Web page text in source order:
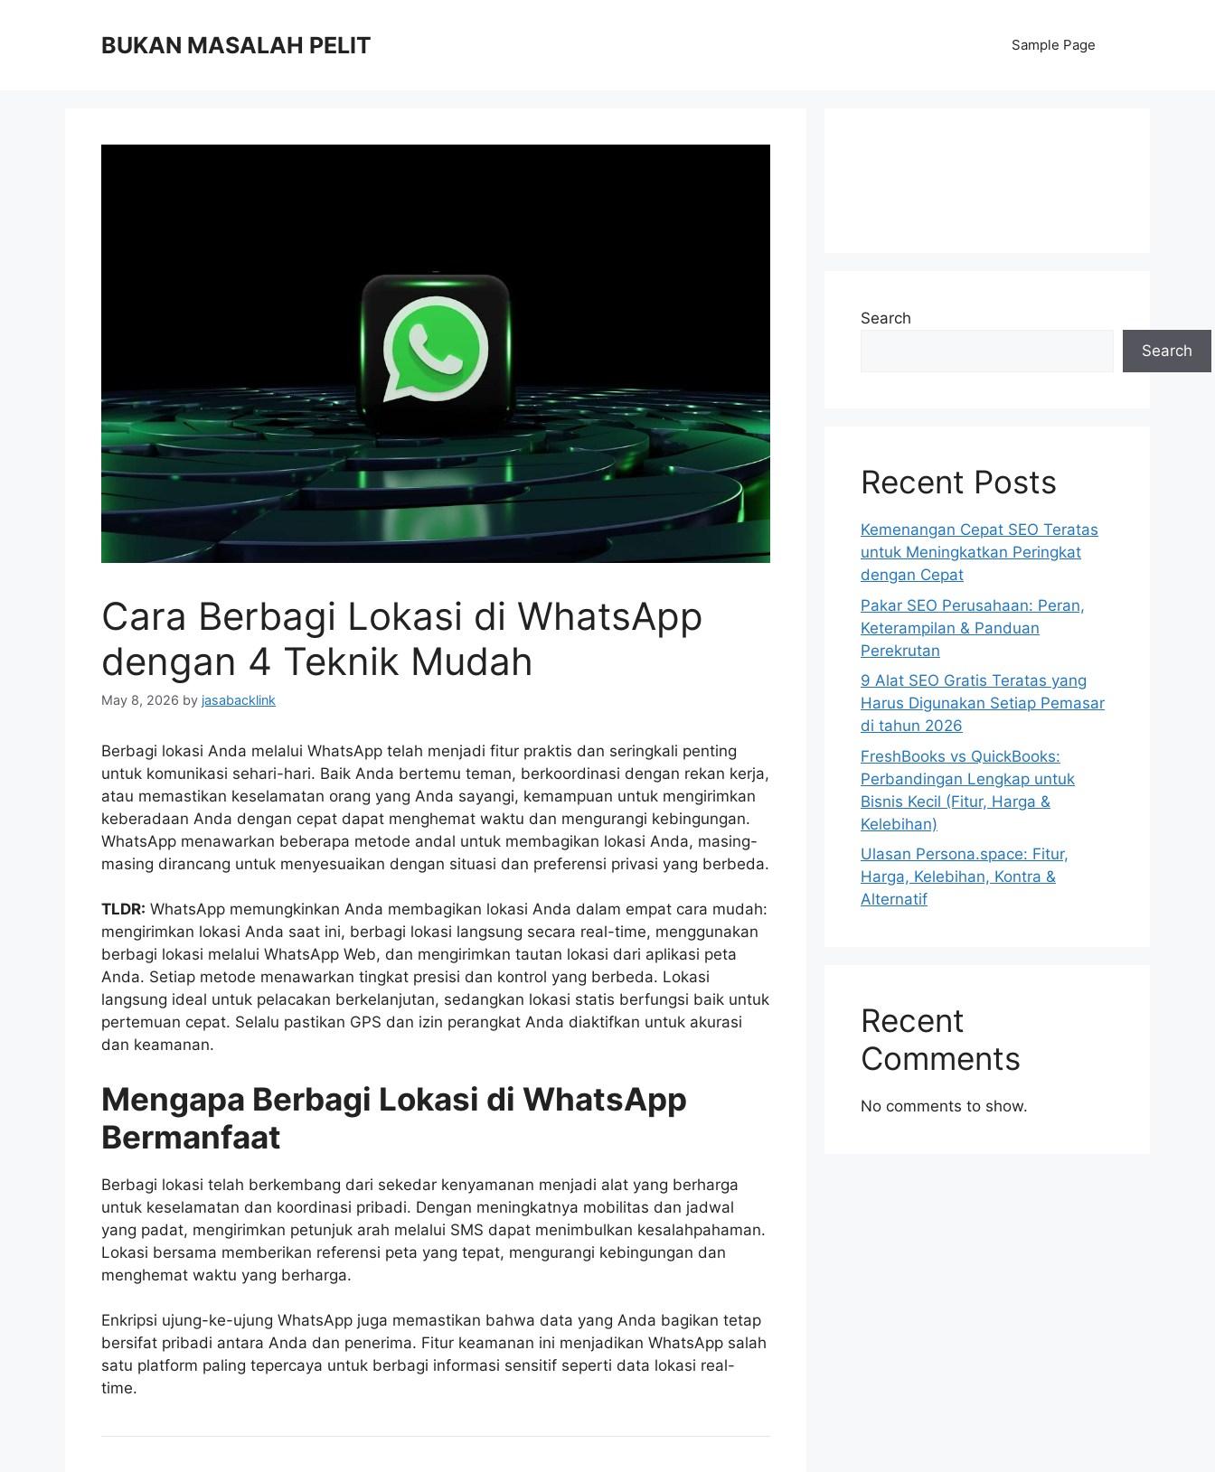
BUKAN MASALAH PELIT Sample Page
Cara Berbagi Lokasi di WhatsApp
dengan 4 Teknik Mudah
May 8, 2026 by jasabacklink
Berbagi lokasi Anda melalui WhatsApp telah menjadi fitur praktis dan seringkali penting
untuk komunikasi sehari-hari. Baik Anda bertemu teman, berkoordinasi dengan rekan kerja,
atau memastikan keselamatan orang yang Anda sayangi, kemampuan untuk mengirimkan
keberadaan Anda dengan cepat dapat menghemat waktu dan mengurangi kebingungan.
WhatsApp menawarkan beberapa metode andal untuk membagikan lokasi Anda, masing-
masing dirancang untuk menyesuaikan dengan situasi dan preferensi privasi yang berbeda.
TLDR: WhatsApp memungkinkan Anda membagikan lokasi Anda dalam empat cara mudah:
mengirimkan lokasi Anda saat ini, berbagi lokasi langsung secara real-time, menggunakan
berbagi lokasi melalui WhatsApp Web, dan mengirimkan tautan lokasi dari aplikasi peta
Anda. Setiap metode menawarkan tingkat presisi dan kontrol yang berbeda. Lokasi
langsung ideal untuk pelacakan berkelanjutan, sedangkan lokasi statis berfungsi baik untuk
pertemuan cepat. Selalu pastikan GPS dan izin perangkat Anda diaktifkan untuk akurasi
dan keamanan.
Mengapa Berbagi Lokasi di WhatsApp
Bermanfaat
Berbagi lokasi telah berkembang dari sekedar kenyamanan menjadi alat yang berharga
untuk keselamatan dan koordinasi pribadi. Dengan meningkatnya mobilitas dan jadwal
yang padat, mengirimkan petunjuk arah melalui SMS dapat menimbulkan kesalahpahaman.
Lokasi bersama memberikan referensi peta yang tepat, mengurangi kebingungan dan
menghemat waktu yang berharga.
Enkripsi ujung-ke-ujung WhatsApp juga memastikan bahwa data yang Anda bagikan tetap
bersifat pribadi antara Anda dan penerima. Fitur keamanan ini menjadikan WhatsApp salah
satu platform paling tepercaya untuk berbagi informasi sensitif seperti data lokasi real-
time.
Search
Search
Recent Posts
Kemenangan Cepat SEO Teratas
untuk Meningkatkan Peringkat
dengan Cepat
Pakar SEO Perusahaan: Peran,
Keterampilan & Panduan
Perekrutan
9 Alat SEO Gratis Teratas yang
Harus Digunakan Setiap Pemasar
di tahun 2026
FreshBooks vs QuickBooks:
Perbandingan Lengkap untuk
Bisnis Kecil (Fitur, Harga &
Kelebihan)
Ulasan Persona.space: Fitur,
Harga, Kelebihan, Kontra &
Alternatif
Recent
Comments
No comments to show.